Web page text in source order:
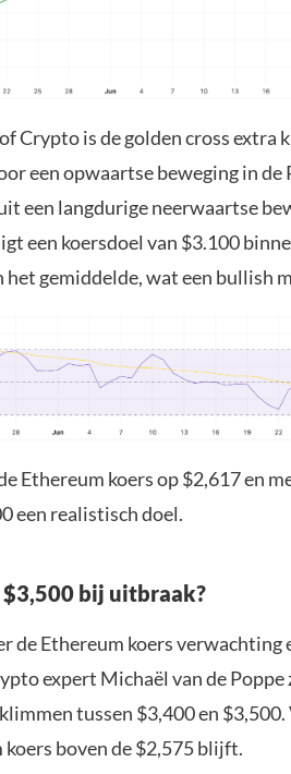
Crypto is de golden cross extra
een opwaartse beweging in de
een langdurige neerwaartse
een koersdoel van $3.100
het gemiddelde, wat een bullish
Ethereum koers op $2,617 en
een realistisch doel.
bij uitbraak?
de Ethereum koers verwachting
expert Michaël van de
tussen $3,400 en
boven de $2,575 blijft.